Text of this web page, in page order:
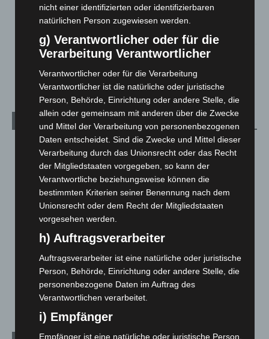
Gasleitung bei McDonald’s-Umbau in Langenhagen
beschädigt
Anklage nach Abschaltung von „Archetyp Market“ erhoben
3. August 2026
Kategorien
Blaulicht
2.799
Corona-News
Hannover und Region
Langenhagen und Ortsteile
Leserbriefe
Menschen
Über uns
Veranstaltungen
1.887
nicht einer identifizierten oder identifizierbaren
natürlichen Person zugewiesen werden.
g) Verantwortlicher oder für die
Verarbeitung Verantwortlicher
Verantwortlicher oder für die Verarbeitung
Verantwortlicher ist die natürliche oder juristische
Person, Behörde, Einrichtung oder andere Stelle, die
allein oder gemeinsam mit anderen über die Zwecke
und Mittel der Verarbeitung von personenbezogenen
Daten entscheidet. Sind die Zwecke und Mittel dieser
Verarbeitung durch das Unionsrecht oder das Recht
der Mitgliedstaaten vorgegeben, so kann der
Verantwortliche beziehungsweise können die
bestimmten Kriterien seiner Benennung nach dem
Unionsrecht oder dem Recht der Mitgliedstaaten
vorgesehen werden.
h) Auftragsverarbeiter
Auftragsverarbeiter ist eine natürliche oder juristische
Person, Behörde, Einrichtung oder andere Stelle, die
personenbezogene Daten im Auftrag des
Verantwortlichen verarbeitet.
i) Empfänger
Empfänger ist eine natürliche oder juristische Person,